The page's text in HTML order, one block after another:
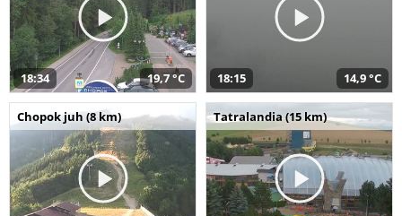
18:34 19,7 °C 18:15 14,9 °C
Chopok juh (8 km) Tatralandia (15 km)